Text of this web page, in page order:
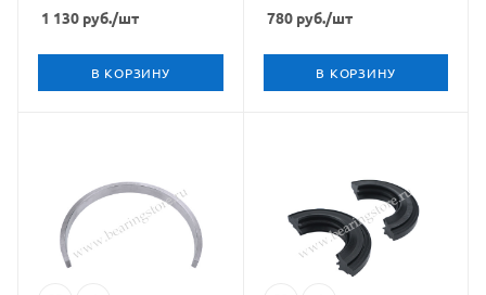
1 130 руб./шт
В КОРЗИНУ
780руб./шт
В КОРЗИНУ